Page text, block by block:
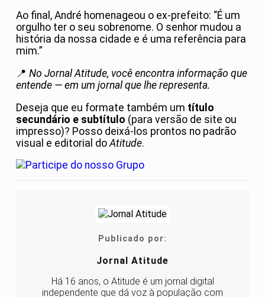
Ao final, André homenageou o ex-prefeito: “É um
orgulho ter o seu sobrenome. O senhor mudou a
história da nossa cidade e é uma referência para
mim.”
📍 No Jornal Atitude, você encontra informação que
entende — em um jornal que lhe representa.
Deseja que eu formate também um título
secundário e subtítulo (para versão de site ou
impresso)? Posso deixá-los prontos no padrão
visual e editorial do Atitude.
Publicado por:
Jornal Atitude
Há 16 anos, o Atitude é um jornal digital
independente que dá voz à população com